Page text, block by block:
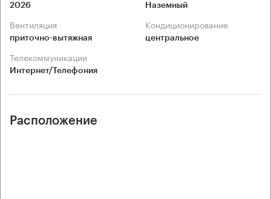
2026 Наземный
Вентиляция
приточно-вытяжная
Кондиционирование
центральное
Телекоммуникации
Интернет/Телефония
Расположение